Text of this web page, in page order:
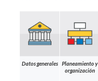
Datos generales
Planeamiento y
organización